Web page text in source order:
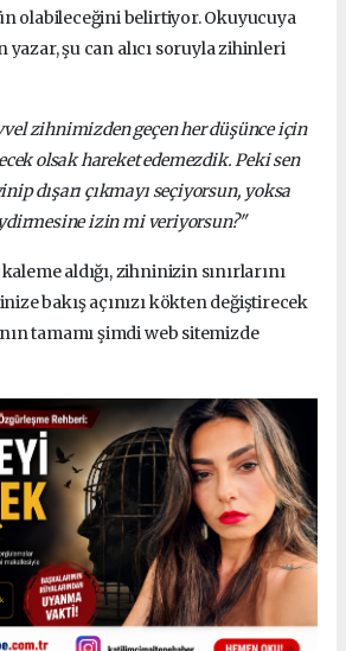
olabileceğini belirtiyor. Okuyucuya
şu can alıcı soruyla zihinleri
zihnimizden geçen her düşünce için
olsak hareket edemezdik. Peki sen
dışarı çıkmayı seçiyorsun, yoksa
izin mi veriyorsun?"
aldığı, zihninizin sınırlarını
bakış açınızı kökten değiştirecek
tamamı şimdi web sitemizde